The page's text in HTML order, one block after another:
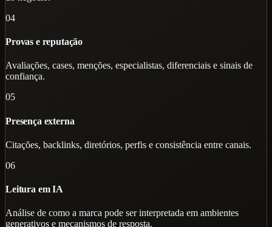
04
Provas e reputação
Avaliações, cases, menções, especialistas, diferenciais e sinais de
confiança.
05
Presença externa
Citações, backlinks, diretórios, perfis e consistência entre canais.
06
Leitura em IA
Análise de como a marca pode ser interpretada em ambientes
generativos e mecanismos de resposta.